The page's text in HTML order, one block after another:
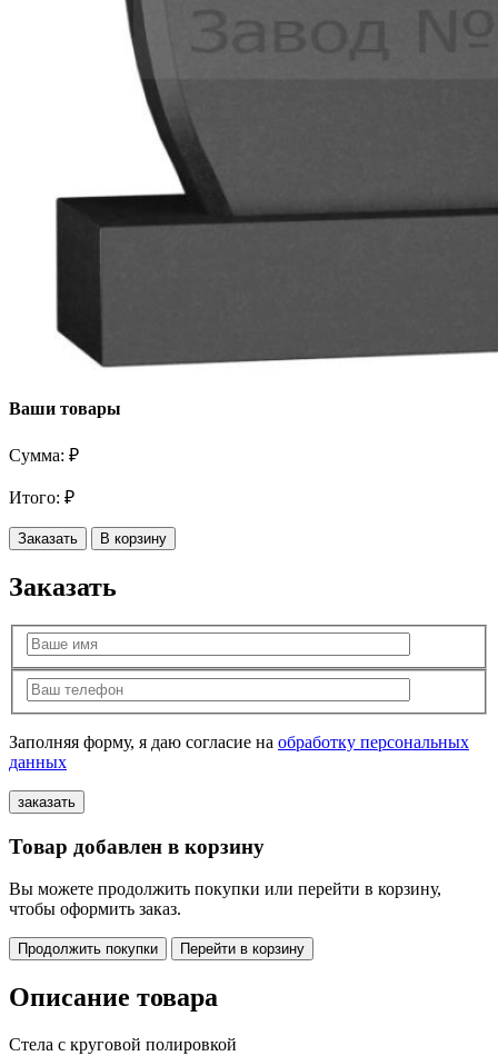
Ваши товары
Сумма: ₽
Итого: ₽
Заказать В корзину
Заказать
Заполняя форму, я даю согласие на обработку персональных
данных
Товар добавлен в корзину
Вы можете продолжить покупки или перейти в корзину,
чтобы оформить заказ.
Продолжить покупки Перейти в корзину
Описание товара
Стела с круговой полировкой